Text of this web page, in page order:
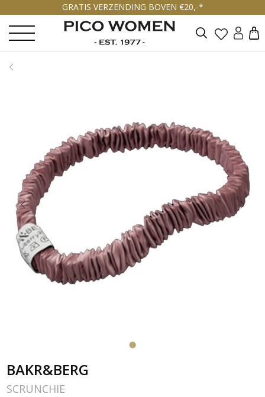
GRATIS VERZENDING BOVEN €20,-*
Zoeken
BAKR&BERG
SCRUNCHIE